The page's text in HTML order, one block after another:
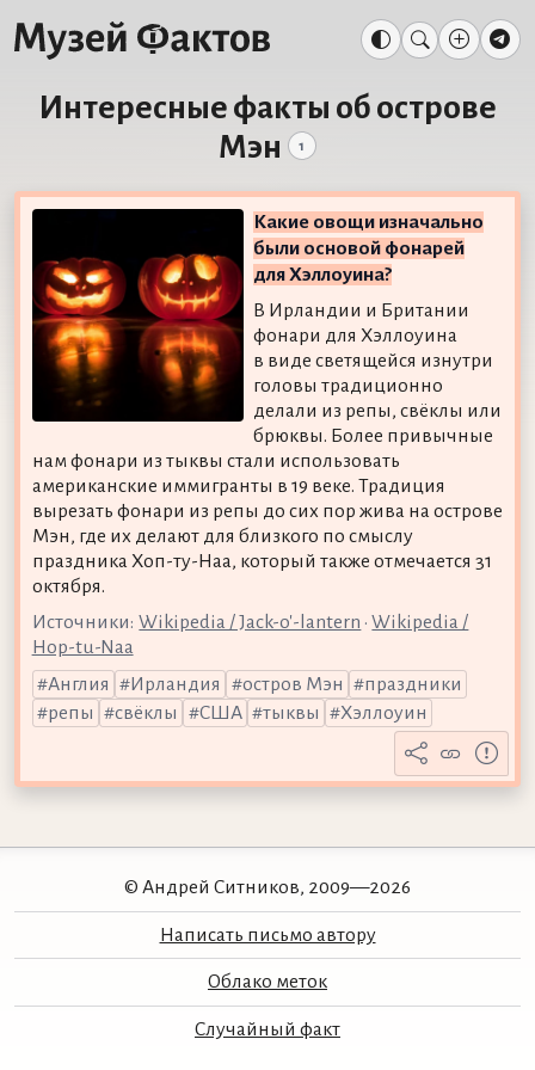
Интересные факты об острове
Мэн
1
Какие овощи изначально
были основой фонарей
для Хэллоуина?
В Ирландии и Британии
фонари для Хэллоуина
в виде светящейся изнутри
головы традиционно
делали из репы, свёклы или
брюквы. Более привычные
нам фонари из тыквы стали использовать
американские иммигранты в 19 веке. Традиция
вырезать фонари из репы до сих пор жива на острове
Мэн, где их делают для близкого по смыслу
праздника Хоп-ту-Наа, который также отмечается 31
октября.
Источники: Wikipedia / Jack-o'-lantern •Wikipedia /
Hop-tu-Naa
Англия
Ирландия остров Мэн
праздники
репы
свёклы США тыквы Хэллоуин
© Андрей Ситников, 2009—2026
Написать письмо автору
Облако меток
Случайный факт